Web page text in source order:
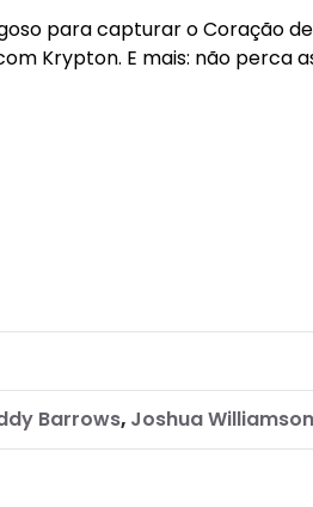
para capturar o Coração
Krypton. E mais: não perca
Barrows, Joshua Williamson